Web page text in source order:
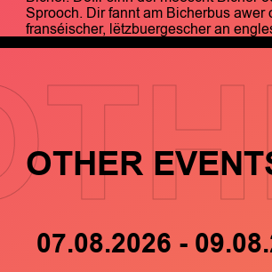
Sprooch. Dir fannt am Bicherbus awer
franséischer, lëtzbuergescher an
OTHER
07.08.2026 -